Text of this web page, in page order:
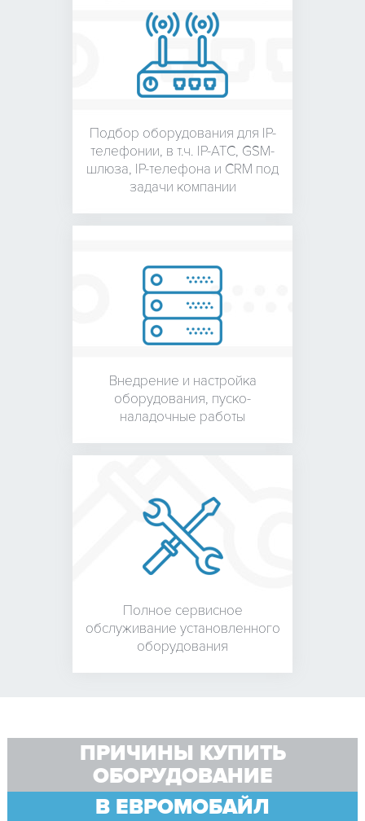
Подбор оборудования для IP-
телефонии, в т.ч. IP-АТС, GSM-
шлюза, IP-телефона и CRM под
задачи компании
Внедрение и настройка
оборудования, пуско-
наладочные работы
Полное сервисное
обслуживание установленного
оборудования
ПРИЧИНЫ КУПИТЬ
ОБОРУДОВАНИЕ
В ЕВРОМОБАЙЛ